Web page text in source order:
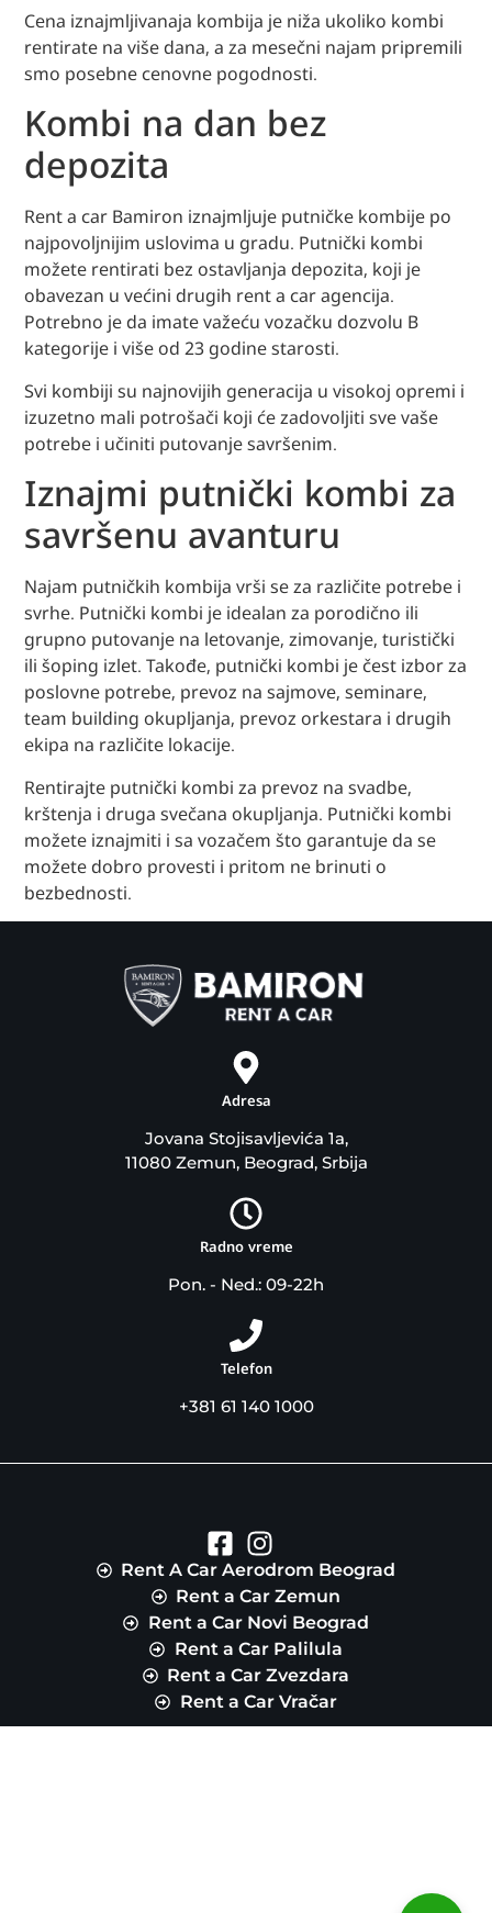
Cena iznajmljivanaja kombija je niža ukoliko kombi
rentirate na više dana, a za mesečni najam pripremili
smo posebne cenovne pogodnosti.
Kombi na dan bez
depozita
Rent a car Bamiron iznajmljuje putničke kombije po
najpovoljnijim uslovima u gradu. Putnički kombi
možete rentirati bez ostavljanja depozita, koji je
obavezan u većini drugih rent a car agencija.
Potrebno je da imate važeću vozačku dozvolu B
kategorije i više od 23 godine starosti.
Svi kombiji su najnovijih generacija u visokoj opremi i
izuzetno mali potrošači koji će zadovoljiti sve vaše
potrebe i učiniti putovanje savršenim.
Iznajmi putnički kombi za
savršenu avanturu
Najam putničkih kombija vrši se za različite potrebe i
svrhe. Putnički kombi je idealan za porodično ili
grupno putovanje na letovanje, zimovanje, turistički
ili šoping izlet. Takođe, putnički kombi je čest izbor za
poslovne potrebe, prevoz na sajmove, seminare,
team building okupljanja, prevoz orkestara i drugih
ekipa na različite lokacije.
Rentirajte putnički kombi za prevoz na svadbe,
krštenja i druga svečana okupljanja. Putnički kombi
možete iznajmiti i sa vozačem što garantuje da se
možete dobro provesti i pritom ne brinuti o
bezbednosti.
Adresa
Jovana Stojisavljevića 1a,
11080 Zemun, Beograd, Srbija
Radno vreme
Pon. - Ned.: 09-22h
Telefon
+381 61 140 1000
Rent A Car Aerodrom Beograd
Rent a Car Zemun
Rent a Car Novi Beograd
Rent a Car Palilula
Rent a Car Zvezdara
Rent a Car Vračar